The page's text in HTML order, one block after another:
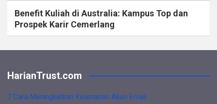
Benefit Kuliah di Australia: Kampus Top dan
Prospek Karir Cemerlang
HarianTrust.com
7 Cara Meningkatkan Keamanan Akun Email